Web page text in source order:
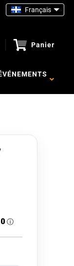
Français
Panier
ⓘ